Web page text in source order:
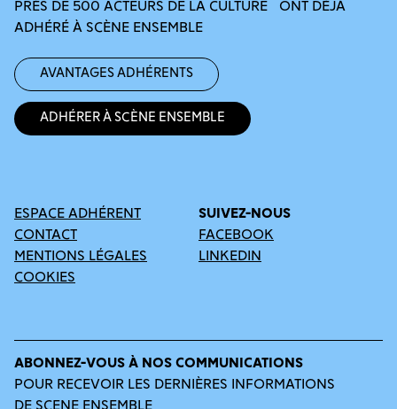
PRÈS DE 500 ACTEURS DE LA CULTURE ONT DÉJÀ
ADHÉRÉ À SCÈNE ENSEMBLE
Avantages adhérents
Adhérer à Scène Ensemble
ESPACE ADHÉRENT
CONTACT
MENTIONS LÉGALES
COOKIES
SUIVEZ-NOUS
FACEBOOK
LINKEDIN
ABONNEZ-VOUS À NOS COMMUNICATIONS
POUR RECEVOIR LES DERNIÈRES INFORMATIONS